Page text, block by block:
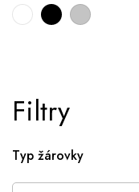
Filtry
Typ žárovky